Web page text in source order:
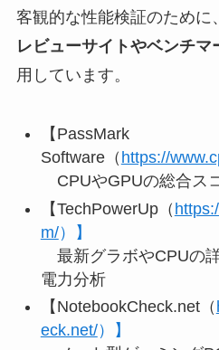
客観的な性能検証のために
レビューサイトやベンチマ
用しています。
【PassMark
Software（ https://
CPUやGPUの総合ス
【TechPowerUp（
m/）】
最新グラボやCPUの
電力分析
【NotebookCheck.net（
eck.net/）】